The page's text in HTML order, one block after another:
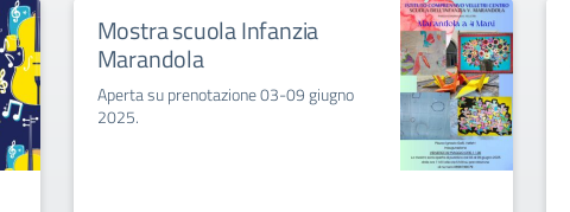
Mostra scuola Infanzia
Marandola
Aperta su prenotazione 03-09 giugno
2025.